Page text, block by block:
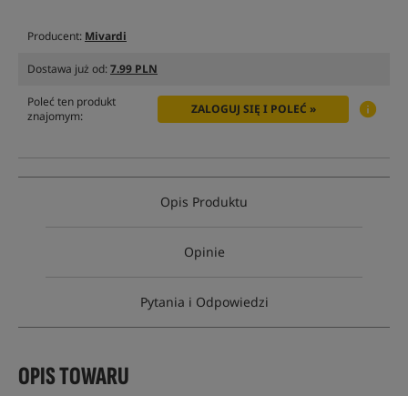
Producent: Mivardi
Dostawa już od:7.99 PLN
Poleć ten produkt
znajomym:
ZALOGUJ SIĘ I POLEĆ »
Opis Produktu
Opinie
Pytania i Odpowiedzi
OPIS TOWARU